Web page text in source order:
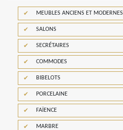
MEUBLES ANCIENS ET MODERNES
SALONS
SECRÉTAIRES
COMMODES
BIBELOTS
PORCELAINE
FAÏENCE
MARBRE